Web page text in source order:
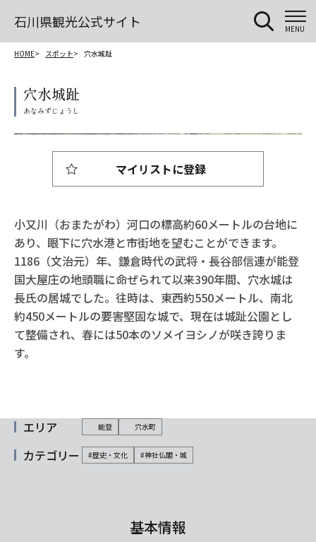
石川県観光公式サイト MENU
HOME スポット 穴水城趾
穴水城趾
小又川（おまたがわ）河口の標高約60メートルの台地に
あり、眼下に穴水港と市街地を望むことができます。
1186（文治元）年、鎌倉時代の武将・長谷部信連が能登
国大屋庄の地頭職に命ぜられて以来390年間、穴水城は
長氏の居城でした。往時は、東西約550メートル、南北
約450メートルの要害堅固な城で、現在は城趾公園とし
て整備され、春には50本のソメイヨシノが咲き誇りま
す。
マイリストに登録
エリア 能登 穴水町
カテゴリー #歴史・文化 #神社仏閣・城
基本情報